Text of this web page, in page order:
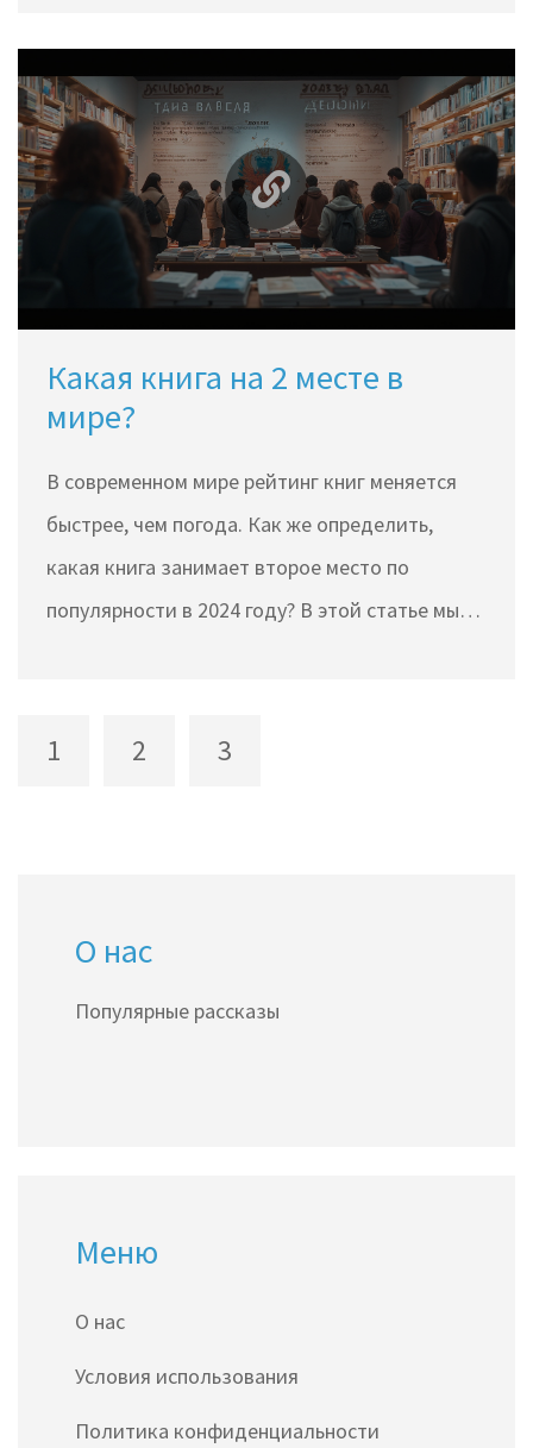
популярностью пользуются книги,
вызывающие сильные эмоции и социально
значимые темы. Также молодежь активно
обсуждает литературу на платформах
социальных сетей.
Какая книга на 2 месте в
мире?
В современном мире рейтинг книг меняется
быстрее, чем погода. Как же определить,
какая книга занимает второе место по
популярности в 2024 году? В этой статье мы
продажи, отзывы читателей и влияние на
добавить в ваш список чтения.
1 2 3
О нас
Популярные рассказы
Меню
О нас
Условия использования
Политика конфиденциальности